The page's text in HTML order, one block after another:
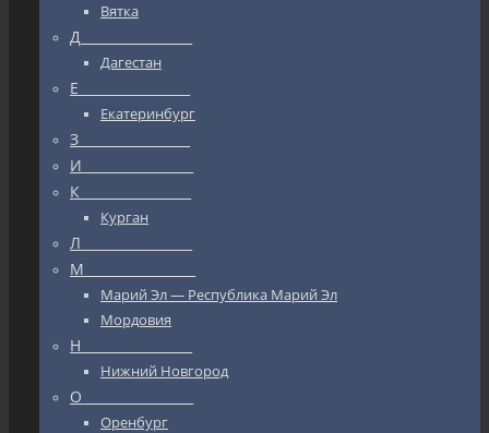
Вятка
Д_________________
Дагестан
Е_________________
Екатеринбург
З_________________
И_________________
К_________________
Курган
Л_________________
М_________________
Марий Эл — Республика Марий Эл
Мордовия
Н_________________
Нижний Новгород
О_________________
Оренбург